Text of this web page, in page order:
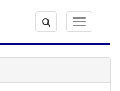
Toggle
navigation